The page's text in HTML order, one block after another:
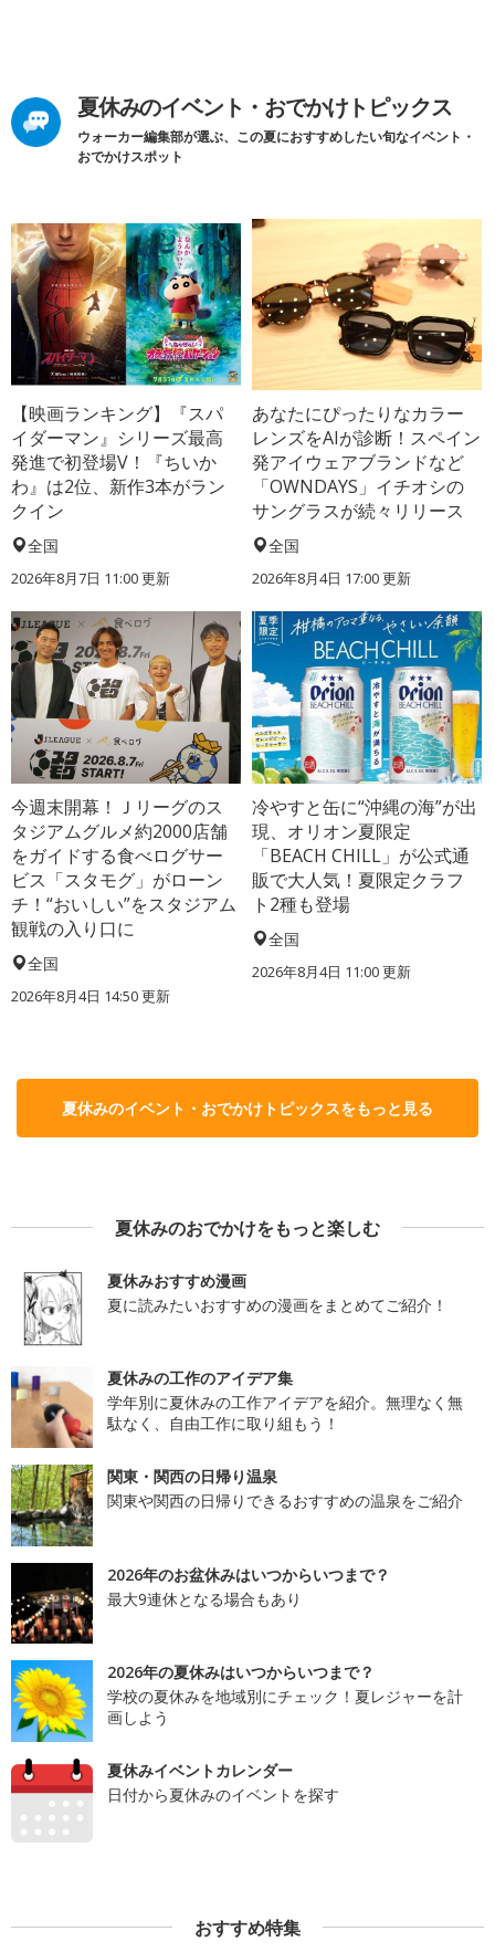
夏休みのイベント・おでかけトピックス
ウォーカー編集部が選ぶ、この夏におすすめしたい旬なイベント・
おでかけスポット
【映画ランキング】『スパ
イダーマン』シリーズ最高
発進で初登場V！『ちいか
わ』は2位、新作3本がラン
クイン
全国
2026年8月7日 11:00更新
あなたにぴったりなカラー
レンズをAIが診断！スペイン
発アイウェアブランドなど
「OWNDAYS」イチオシの
サングラスが続々リリース
全国
2026年8月4日 17:00更新
今週末開幕！Ｊリーグのス
タジアムグルメ約2000店舗
をガイドする食べログサー
ビス「スタモグ」がローン
チ！“おいしい”をスタジアム
観戦の入り口に
全国
2026年8月4日 14:50更新
冷やすと缶に“沖縄の海”が出
現、オリオン夏限定
「BEACH CHILL」が公式通
販で大人気！夏限定クラフ
ト2種も登場
全国
2026年8月4日 11:00更新
夏休みのイベント・おでかけトピックスをもっと見る
夏休みのおでかけをもっと楽しむ
夏休みおすすめ漫画
夏に読みたいおすすめの漫画をまとめてご紹介！
夏休みの工作のアイデア集
学年別に夏休みの工作アイデアを紹介。無理なく無
駄なく、自由工作に取り組もう！
関東・関西の日帰り温泉
関東や関西の日帰りできるおすすめの温泉をご紹介
2026年のお盆休みはいつからいつまで？
最大9連休となる場合もあり
2026年の夏休みはいつからいつまで？
学校の夏休みを地域別にチェック！夏レジャーを計
画しよう
夏休みイベントカレンダー
日付から夏休みのイベントを探す
おすすめ特集